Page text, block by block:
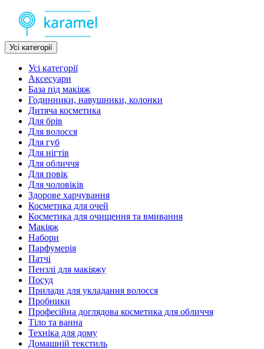
Усі категорії
Усі категорії
Аксесуари
База під макіяж
Годинники, навушники, колонки
Дитяча косметика
Для брів
Для волосся
Для губ
Для нігтів
Для обличчя
Для повік
Для чоловіків
Здорове харчування
Косметика для очей
Косметика для очищення та вмивання
Макіяж
Набори
Парфумерія
Патчі
Пензлі для макіяжу
Посуд
Прилади для укладання волосся
Пробники
Професійна доглядова косметика для обличчя
Тіло та ванна
Техніка для дому
Домашній текстиль